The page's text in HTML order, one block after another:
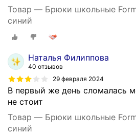
Товар — Брюки школьные
синий
Наталья Филиппова
40 отзывов
29 февраля 2024
В первый же день сломалась
не стоит
Товар — Брюки школьные
синий